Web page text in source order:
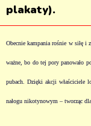
plakaty).
Obecnie kampania rośnie w siłę i
ważne, bo do tej pory panowało
pubach. Dzięki akcji właściciele
nałogu nikotynowym – tworząc